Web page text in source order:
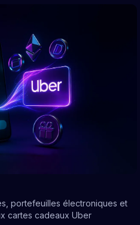
portefeuilles électroniques et
cartes cadeaux Uber